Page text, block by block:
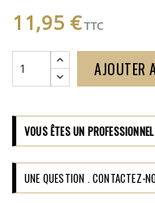
11,95 €TTC
AJOUTER
VOUS ÊTES UN
UNE QUESTION . CONTACTEZ-